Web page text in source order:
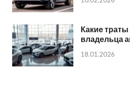
Какие
владельца
18.01.2026